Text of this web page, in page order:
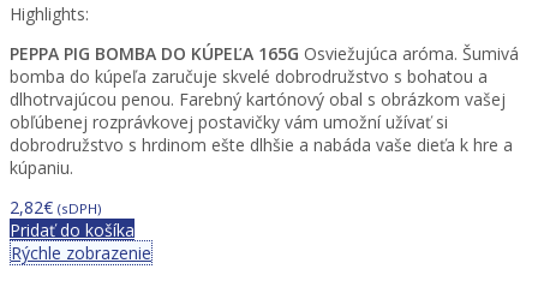
Highlights:
PEPPA PIG BOMBA DO KÚPEĽA 165G Osviežujúca aróma. Šumivá
bomba do kúpeľa zaručuje skvelé dobrodružstvo s bohatou a
dlhotrvajúcou penou. Farebný kartónový obal s obrázkom vašej
obľúbenej rozprávkovej postavičky vám umožní užívať si
dobrodružstvo s hrdinom ešte dlhšie a nabáda vaše dieťa k hre a
kúpaniu.
2,82€ (sDPH)
Pridať do košíka
Rýchle zobrazenie